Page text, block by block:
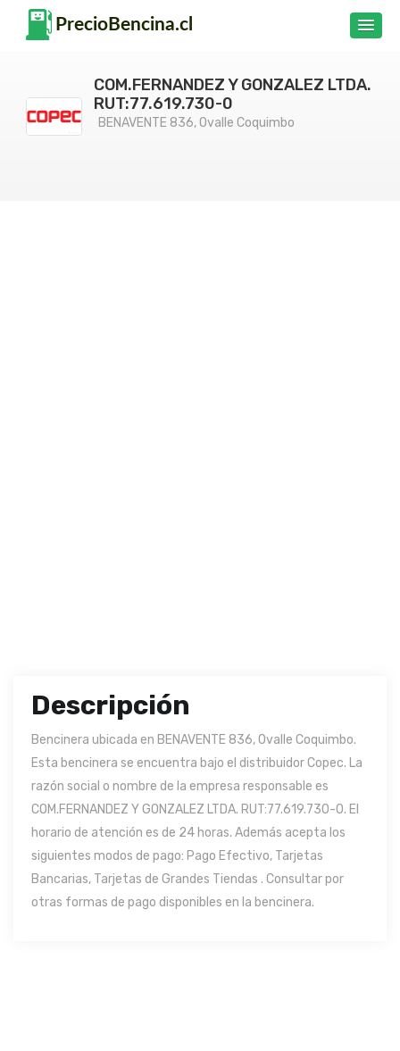
COM.FERNANDEZ Y GONZALEZ LTDA.
RUT:77.619.730-0
BENAVENTE 836, Ovalle Coquimbo
Descripción
Bencinera ubicada en BENAVENTE 836, Ovalle Coquimbo.
Esta bencinera se encuentra bajo el distribuidor Copec. La
razón social o nombre de la empresa responsable es
COM.FERNANDEZ Y GONZALEZ LTDA. RUT:77.619.730-0. El
horario de atención es de 24 horas. Además acepta los
siguientes modos de pago: Pago Efectivo, Tarjetas
Bancarias, Tarjetas de Grandes Tiendas . Consultar por
otras formas de pago disponibles en la bencinera.